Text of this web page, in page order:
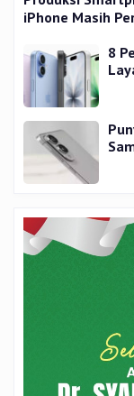
iPhone Masih
8